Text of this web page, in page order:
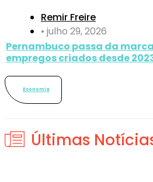
Remir Freire
• julho 29, 2026
Pernambuco passa da
empregos criados desde
Economia
Últimas